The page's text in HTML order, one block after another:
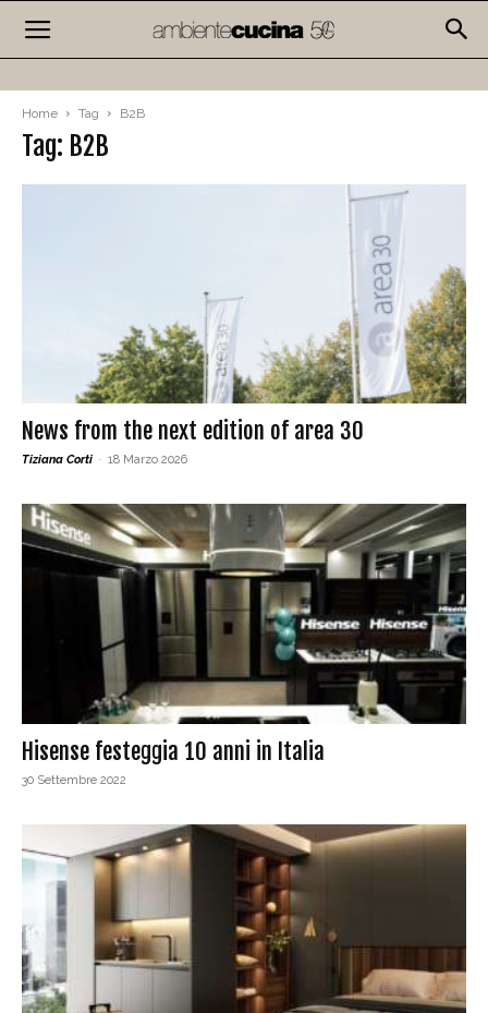
Home Tag B2B
Tag: B2B
News from the next edition of area 30
Tiziana Corti - 18 Marzo 2026
Hisense festeggia 10 anni in Italia
30 Settembre 2022